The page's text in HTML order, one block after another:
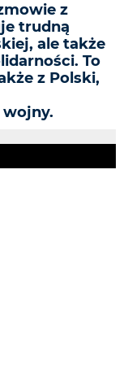
z
trudną
ale także
To
z Polski,